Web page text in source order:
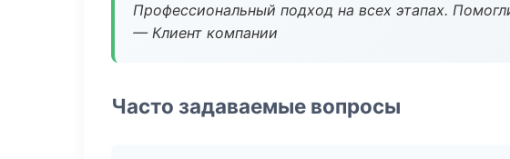
Профессиональный подход на всех этапах.
— Клиент компании
Часто задаваемые вопросы